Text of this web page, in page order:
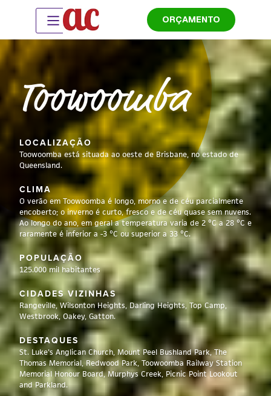
ORÇAMENTO
Toowoomba
LOCALIZAÇÃO
Toowoomba está situada ao oeste de Brisbane, no estado de
Queensland.
CLIMA
O verão em Toowoomba é longo, morno e de céu parcialmente
encoberto; o inverno é curto, fresco e de céu quase sem nuvens.
Ao longo do ano, em geral a temperatura varia de 2 °C a 28 °C e
raramente é inferior a -3 °C ou superior a 33 °C.
POPULAÇÃO
125.000 mil habitantes
CIDADES VIZINHAS
Rangeville, Wilsonton Heights, Darling Heights, Top Camp,
Westbrook, Oakey, Gatton.
DESTAQUES
St. Luke's Anglican Church, Mount Peel Bushland Park, The
Thomas Memorial, Redwood Park, Toowoomba Railway Station
Memorial Honour Board, Murphys Creek, Picnic Point Lookout
and Parkland.